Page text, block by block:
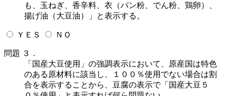
も、玉ねぎ、香辛料、衣（パン粉、でん粉、鶏卵）、
揚げ油（大豆油）」と表示する。
ＹＥＳ ＮＯ
問題 ３．
「国産大豆使用」の強調表示において、原産国は特色
のある原材料に該当し、１００％使用でない場合は割
合を表示することから、豆腐の表示で「国産大豆５